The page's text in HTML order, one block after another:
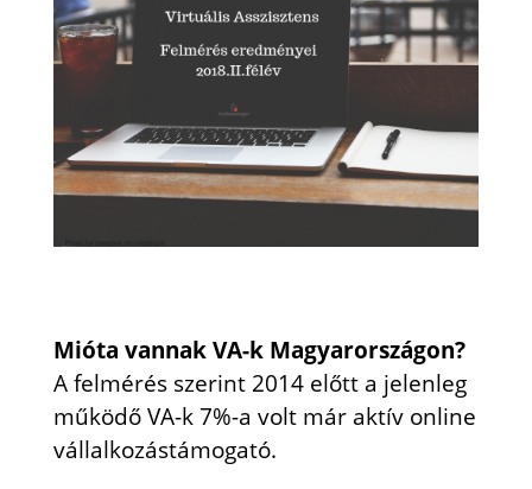
Mióta vannak VA-k Magyarországon?
A felmérés szerint 2014 előtt a jelenleg
működő VA-k 7%-a volt már aktív online
vállalkozástámogató.